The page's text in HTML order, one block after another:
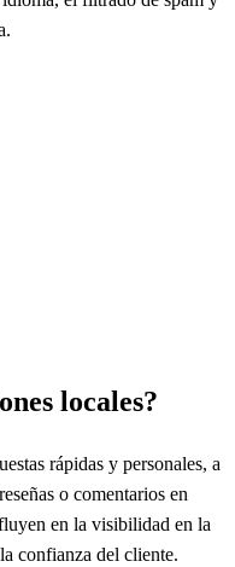
locales?
rápidas y personales, a
o comentarios en
en la visibilidad en la
confianza del cliente.